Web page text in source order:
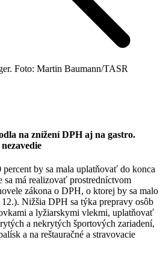
Foto: Martin Baumann/TASR
na znížení DPH aj na gastro.
percent by sa mala uplatňovať do konca
sa má realizovať prostredníctvom
zákona o DPH, o ktorej by sa malo
Nižšia DPH sa týka prepravy osôb
a lyžiarskymi vlekmi, uplatňovať
a nekrytých športových zariadení,
a na reštauračné a stravovacie